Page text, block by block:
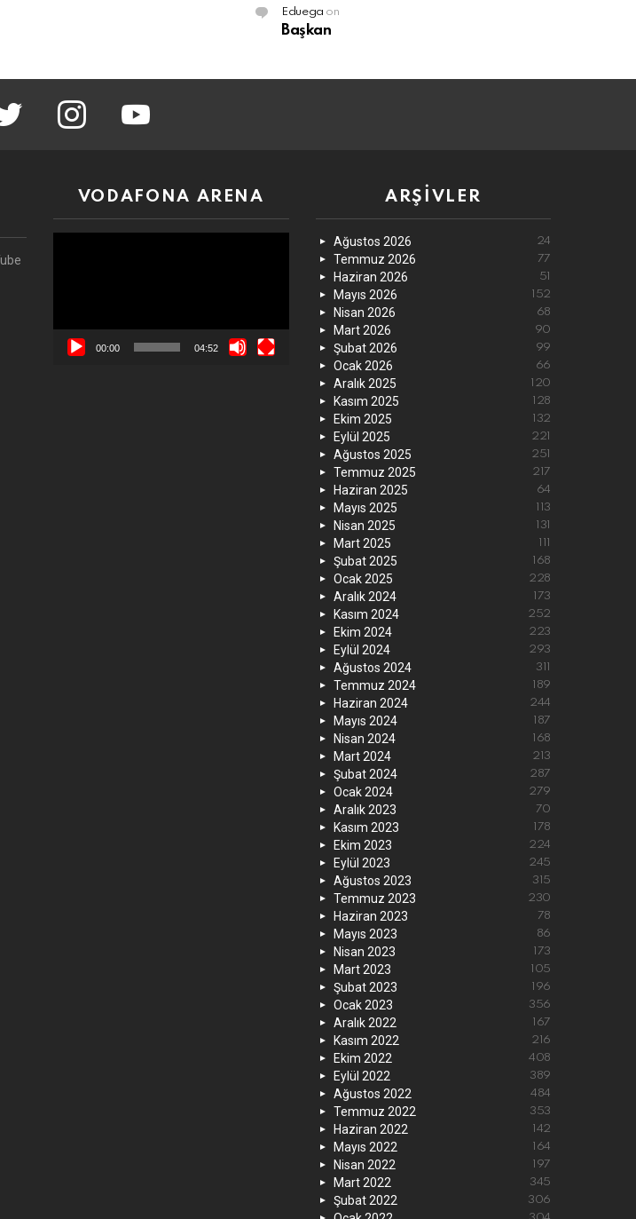
Eduega on
Başkan
twitter instagram youtube
VODAFONA ARENA
00:00 04:52
ARŞIVLER
Ağustos 2026 24
Temmuz 2026 77
Haziran 2026 51
Mayıs 2026 152
Nisan 2026 68
Mart 2026 90
Şubat 2026 99
Ocak 2026 66
Aralık 2025 120
Kasım 2025 128
Ekim 2025 132
Eylül 2025 221
Ağustos 2025 251
Temmuz 2025 217
Haziran 2025 64
Mayıs 2025 113
Nisan 2025 131
Mart 2025 111
Şubat 2025 168
Ocak 2025 228
Aralık 2024 173
Kasım 2024 252
Ekim 2024 223
Eylül 2024 293
Ağustos 2024 311
Temmuz 2024 189
Haziran 2024 244
Mayıs 2024 187
Nisan 2024 168
Mart 2024 213
Şubat 2024 287
Ocak 2024 279
Aralık 2023 70
Kasım 2023 178
Ekim 2023 224
Eylül 2023 245
Ağustos 2023 315
Temmuz 2023 230
Haziran 2023 78
Mayıs 2023 86
Nisan 2023 173
Mart 2023 105
Şubat 2023 196
Ocak 2023 356
Aralık 2022 167
Kasım 2022 216
Ekim 2022 408
Eylül 2022 389
Ağustos 2022 484
Temmuz 2022 353
Haziran 2022 142
Mayıs 2022 164
Nisan 2022 197
Mart 2022 345
Şubat 2022 306